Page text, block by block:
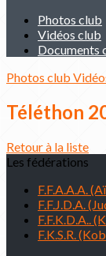
Photos club
Vidéos club
Documents
Photos club
Téléthon
Retour à la liste
Les fédérations
F.F.A.A.A.
F.F.J.D.A.
F.F.K.D.A..
F.K.S.R.